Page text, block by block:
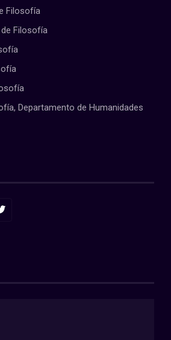
Filosofía
Filosofía
Departamento de Humanidades